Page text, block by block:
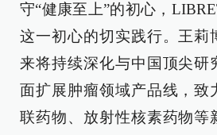
守“健康至上”的初心，
这一初心的切实践行。王莉
来将持续深化与中国顶尖研
面扩展肿瘤领域产品线，致
联药物、放射性核素药物等